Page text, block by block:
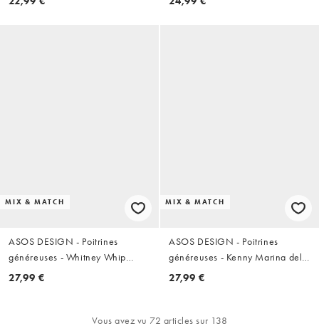
MIX & MATCH
ASOS DESIGN - Poitrines
généreuses - Whitney Whip
Positano - Haut de bikini triangle
27,99 €
MIX & MATCH
ASOS DESIGN - Poitrines
généreuses - Kenny Marina del
Rey - Haut de bikini en crochet à
27,99 €
Vous avez vu 72 articles sur 138